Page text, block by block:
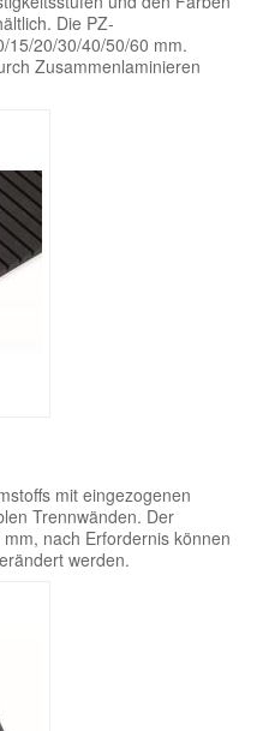
Die PZ-
15/20/30/40/50/60 mm.
Zusammenlaminieren
mit eingezogenen
Trennwänden. Der
nach Erfordernis können
werden.